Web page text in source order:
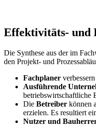
Effektivitäts- und
Die Synthese aus der im
den Projekt- und
Fachplaner
Ausführende
betriebswirtschaftliche
Die Betreiber können
erzielen. Es resultiert
Nutzer und